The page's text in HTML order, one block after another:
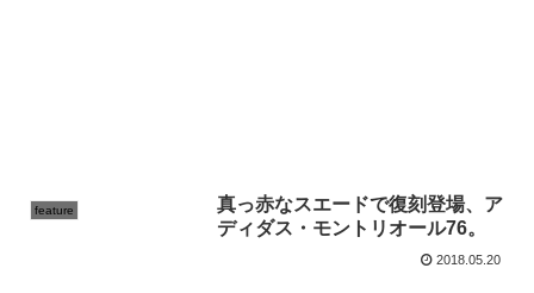
feature
真っ赤なスエードで復刻登場、ア
ディダス・モントリオール76。
2018.05.20